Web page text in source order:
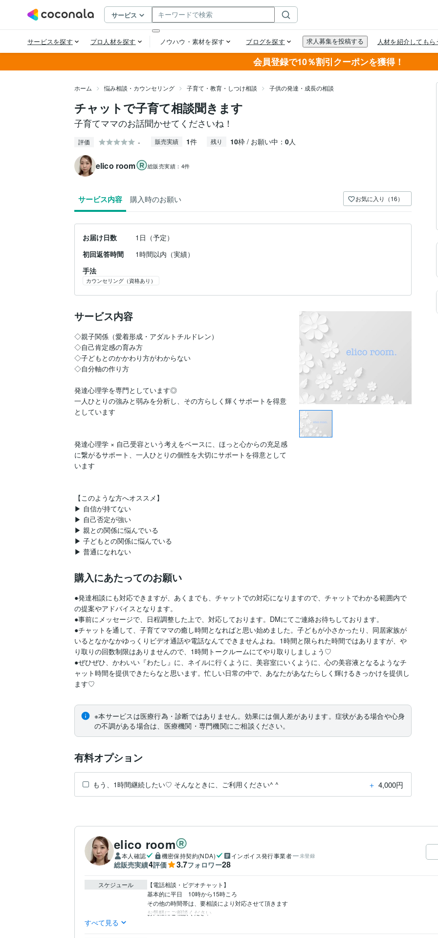
会員登録で10％割引クーポンを獲得！
ホーム 悩み相談・カウンセリング 子育て・教育・しつけ相談 子供の発達・成長の相談
チャットで子育て相談聞きます
子育てママのお話聞かせてくださいね！
評価 - 販売実績 1件 残り 10枠 / お願い中： 0人
elico room 総販売実績： 4件
サービス内容 購入時のお願い お気に入り（16）
お届け日数
1日（予定）
初回返答時間
1時間以内（実績）
手法
カウンセリング（資格あり）
サービス内容
◇親子関係（愛着形成・アダルトチルドレン）
◇自己肯定感の育み方
◇子どもとのかかわり方がわからない
◇自分軸の作り方
発達心理学を専門としています◎
一人ひとりの強みと弱みを分析し、その方らしく輝くサポートを得意
としています
発達心理学 × 自己受容という考えをベースに、ほっと心からの充足感
に繋がるサポート、一人ひとりの個性を大切にサポートを得意として
います
【このような方へオススメ】
▶ 自信が持てない
▶ 自己否定が強い
▶ 親との関係に悩んでいる
▶ 子どもとの関係に悩んでいる
▶ 普通になれない
購入にあたってのお願い
●発達相談にも対応できますが、あくまでも、チャットでの対応になりますので、チャットでわかる範囲内で
の提案やアドバイスとなります。
●事前にメッセージで、日程調整した上で、対応しております。DMにてご連絡お待ちしております。
●チャットを通して、子育てママの癒し時間となればと思い始めました。子どもが小さかったり、同居家族が
いるとなかなかゆっくりビデオ通話や電話なんてできませんよね。1時間と限られた時間ではありますが、や
り取りの回数制限はありませんので、1時間トークルームにてやり取りしましょう♡
●ぜひぜひ、かわいい『わたし』に、ネイルに行くように、美容室にいくように、心の美容液となるようなチ
ャット時間を提供できたらなと思います。忙しい日常の中で、あなたがあなたらしく輝けるきっかけを提供し
ます♡
※本サービスは医療行為・診断ではありません。効果には個人差があります。症状がある場合や心身
の不調がある場合は、医療機関・専門機関にご相談ください。
有料オプション
もう、1時間継続したい♡ そんなときに、ご利用ください^ ^ ＋ 4,000円
elico room
本人確認 機密保持契約(NDA) インボイス発行事業者 未登録
総販売実績4評価 3.7フォロワー28
スケジュール
【電話相談・ビデオチャット】
基本的に平日　10時から15時ころ
その他の時間帯は、要相談により対応させて頂きます
お気軽にご相談ください
すべて見る